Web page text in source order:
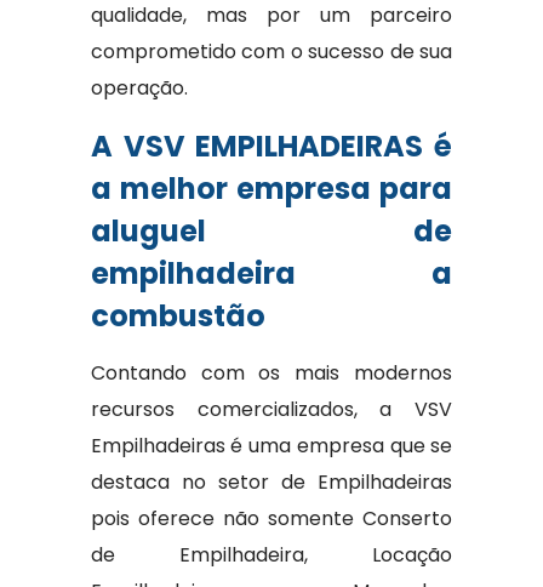
qualidade, mas por um parceiro
comprometido com o sucesso de sua
operação.
A VSV EMPILHADEIRAS é
a melhor empresa para
aluguel de
empilhadeira a
combustão
Contando com os mais modernos
recursos comercializados, a VSV
Empilhadeiras é uma empresa que se
destaca no setor de Empilhadeiras
pois oferece não somente Conserto
de Empilhadeira, Locação